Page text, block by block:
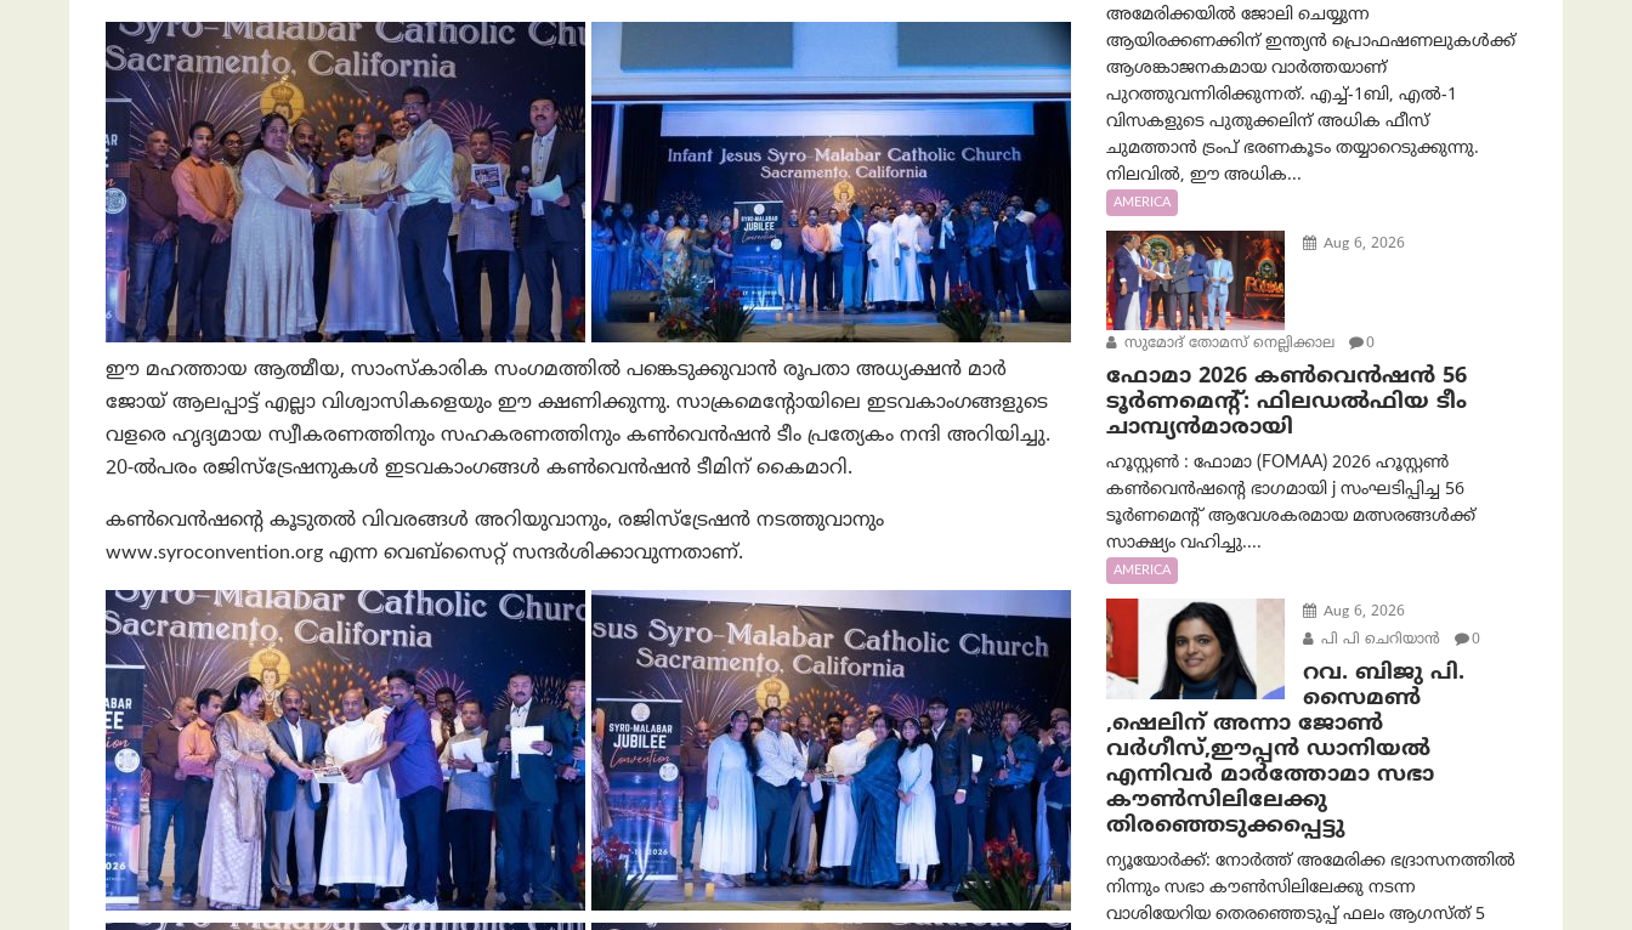
ഈ മഹത്തായ ആത്മീയ, സാംസ്കാരിക സംഗമത്തിൽ പങ്കെടുക്കുവാൻ രൂപതാ അധ്യക്ഷൻ മാർ
ജോയ് ആലപ്പാട്ട് എല്ലാ വിശ്വാസികളെയും ഈ ക്ഷണിക്കുന്നു. സാക്രമെന്റോയിലെ ഇടവകാംഗങ്ങളുടെ
വളരെ ഹൃദ്യമായ സ്വീകരണത്തിനും സഹകരണത്തിനും കൺവെൻഷൻ ടീം പ്രത്യേകം നന്ദി അറിയിച്ചു.
20-ൽപരം രജിസ്ട്രേഷനുകൾ ഇടവകാംഗങ്ങൾ കൺവെൻഷൻ ടീമിന് കൈമാറി.
കൺവെൻഷന്റെ കൂടുതൽ വിവരങ്ങൾ അറിയുവാനും, രജിസ്ട്രേഷൻ നടത്തുവാനും
www.syroconvention.org എന്ന വെബ്സൈറ്റ് സന്ദർശിക്കാവുന്നതാണ്.
അമേരിക്കയില്‍ ജോലി ചെയ്യുന്ന
ആയിരക്കണക്കിന് ഇന്ത്യൻ പ്രൊഫഷണലുകൾക്ക്
ആശങ്കാജനകമായ വാർത്തയാണ്
പുറത്തുവന്നിരിക്കുന്നത്. എച്ച്-1ബി, എൽ-1
വിസകളുടെ പുതുക്കലിന് അധിക ഫീസ്
ചുമത്താൻ ട്രംപ് ഭരണകൂടം തയ്യാറെടുക്കുന്നു.
നിലവിൽ, ഈ അധിക...
AMERICA
Aug 6, 2026
സുമോദ് തോമസ് നെല്ലിക്കാല 0
ഫോമാ 2026 കൺവെൻഷൻ 56
ടൂർണമെന്റ്: ഫിലഡൽഫിയ ടീം
ചാമ്പ്യൻമാരായി
ഹൂസ്റ്റൺ : ഫോമാ (FOMAA) 2026 ഹൂസ്റ്റൺ
കൺവെൻഷന്റെ ഭാഗമായി j സംഘടിപ്പിച്ച 56
ടൂർണമെന്റ് ആവേശകരമായ മത്സരങ്ങൾക്ക്
സാക്ഷ്യം വഹിച്ചു....
AMERICA
Aug 6, 2026
പി പി ചെറിയാൻ
0
റവ. ബിജു പി.
സൈമൺ
,ഷെലിന് അന്നാ ജോൺ
വർഗീസ്,ഈപ്പൻ ഡാനിയൽ
എന്നിവർ മാർത്തോമാ സഭാ
കൗൺസിലിലേക്കു
തിരഞ്ഞെടുക്കപ്പെട്ടു
ന്യൂയോർക്ക്: നോർത്ത് അമേരിക്ക ഭദ്രാസനത്തിൽ
നിന്നും സഭാ കൗൺസിലിലേക്കു നടന്ന
വാശിയേറിയ തെരഞ്ഞെടുപ്പ് ഫലം ആഗസ്ത് 5